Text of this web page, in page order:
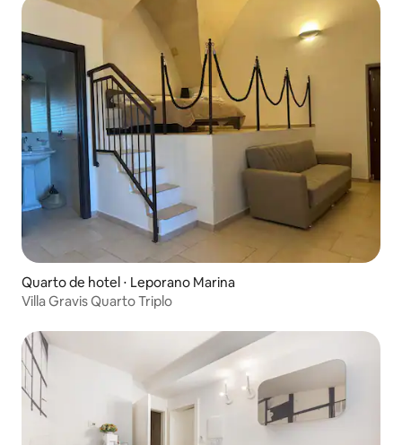
Quarto de hotel ⋅ Leporano Marina
Villa Gravis Quarto Triplo